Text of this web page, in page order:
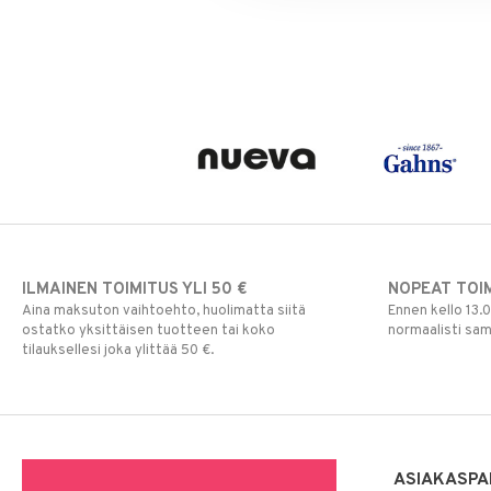
ILMAINEN TOIMITUS YLI 50 €
Aina maksuton vaihtoehto, huolimatta siitä
ostatko yksittäisen tuotteen tai koko
tilauksellesi joka ylittää 50 €.
NOPEAT
Ennen kello
normaalisti